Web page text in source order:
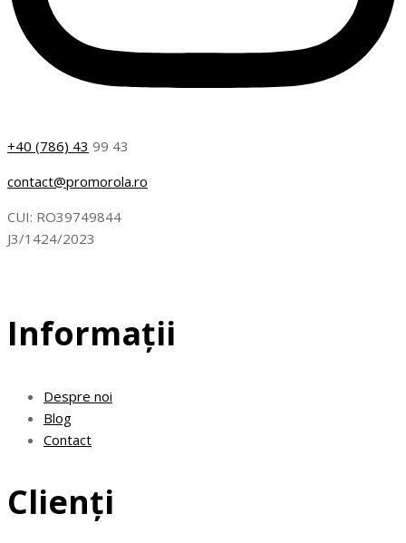
+40 (786) 43 99 43
contact@promorola.ro
CUI: RO39749844
J3/1424/2023
Informații
Despre noi
Blog
Contact
Clienți